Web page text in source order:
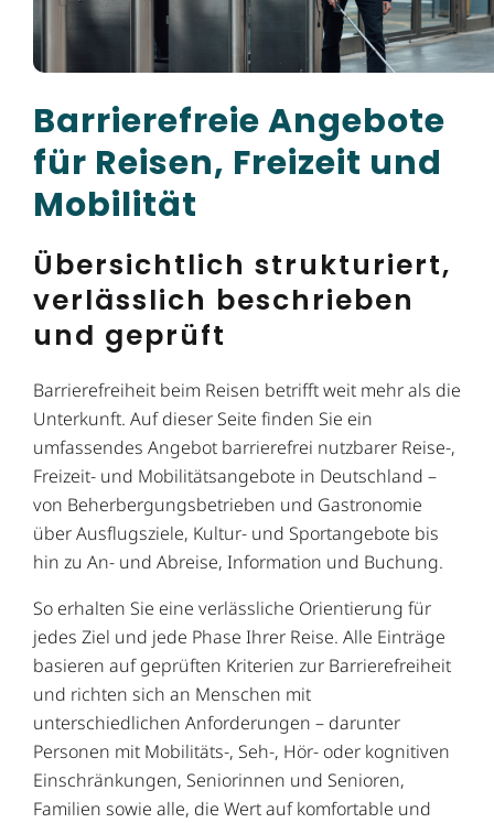
Barrierefreie Angebote
für Reisen, Freizeit und
Mobilität
Übersichtlich strukturiert,
verlässlich beschrieben
und geprüft
Barrierefreiheit beim Reisen betrifft weit mehr als die
Unterkunft. Auf dieser Seite finden Sie ein
umfassendes Angebot barrierefrei nutzbarer Reise-,
Freizeit- und Mobilitätsangebote in Deutschland –
von Beherbergungsbetrieben und Gastronomie
über Ausflugsziele, Kultur- und Sportangebote bis
hin zu An- und Abreise, Information und Buchung.
So erhalten Sie eine verlässliche Orientierung für
jedes Ziel und jede Phase Ihrer Reise. Alle Einträge
basieren auf geprüften Kriterien zur Barrierefreiheit
und richten sich an Menschen mit
unterschiedlichen Anforderungen – darunter
Personen mit Mobilitäts-, Seh-, Hör- oder kognitiven
Einschränkungen, Seniorinnen und Senioren,
Familien sowie alle, die Wert auf komfortable und